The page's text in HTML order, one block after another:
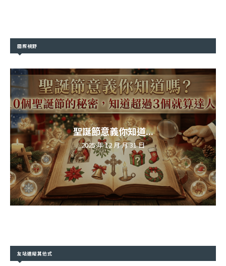
國際視野
聖誕節意義你知道...
2025 年 12 月 月 31 日
友站連結其他式